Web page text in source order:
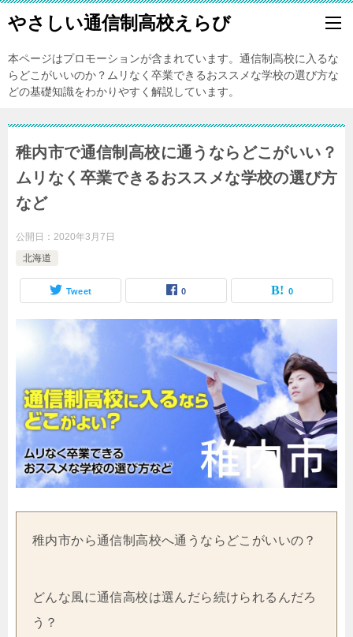
やさしい通信制高校えらび
本ページはプロモーションが含まれています。通信制高校に入るな
らどこがいいのか？ムリなく卒業できるおススメな学校の選び方な
どの基礎知識をわかりやすく解説しています。
稚内市で通信制高校に通うならどこがいい？
ムリなく卒業できるおススメな学校の選び方
など
公開日： 2020年3月7日
北海道
Tweet 0 0
稚内市から通信制高校へ通うならどこがいいの？
どんな風に通信高校は選んだら続けられるんだろ
う？